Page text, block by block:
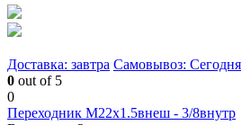
Доставка: завтра Самовывоз: Сегодня
0 out of 5
0
Переходник М22х1.5внеш - 3/8внутр